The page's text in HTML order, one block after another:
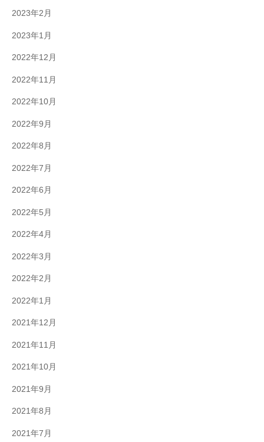
2023年2月
2023年1月
2022年12月
2022年11月
2022年10月
2022年9月
2022年8月
2022年7月
2022年6月
2022年5月
2022年4月
2022年3月
2022年2月
2022年1月
2021年12月
2021年11月
2021年10月
2021年9月
2021年8月
2021年7月